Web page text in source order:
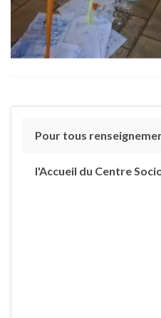
Pour tous
l'Accueil du Centre